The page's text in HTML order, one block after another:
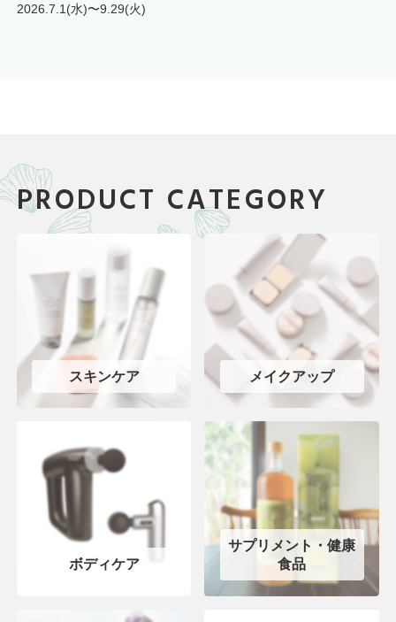
2026.7.1(水)〜9.29(火)
PRODUCT CATEGORY
スキンケア メイクアップ
ボディケア
サプリメント・健康
食品